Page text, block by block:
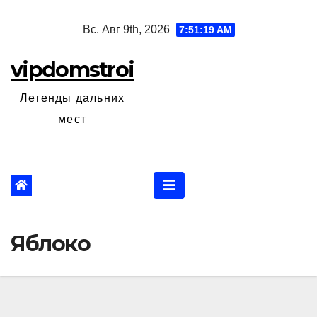
Вс. Авг 9th, 2026 7:51:21 AM
vipdomstroi
Легенды дальних
мест
Яблоко